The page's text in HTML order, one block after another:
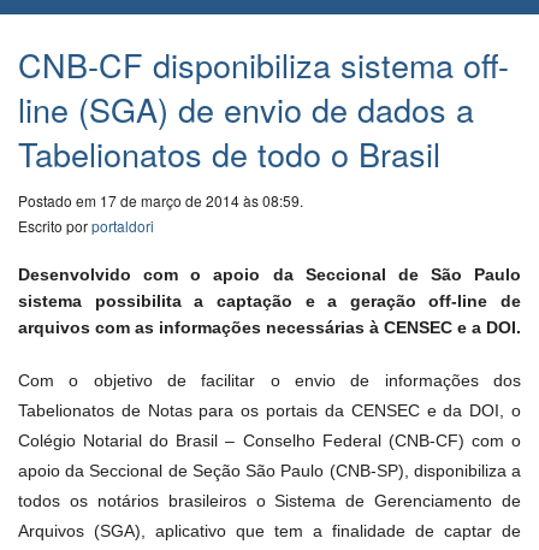
CNB-CF disponibiliza sistema off-
line (SGA) de envio de dados a
Tabelionatos de todo o Brasil
Postado em 17 de março de 2014 às 08:59.
Escrito porportaldori
Desenvolvido com o apoio da Seccional de São Paulo
sistema possibilita a captação e a geração off-line de
arquivos com as informações necessárias à CENSEC e a DOI.
Com o objetivo de facilitar o envio de informações dos
Tabelionatos de Notas para os portais da CENSEC e da DOI, o
Colégio Notarial do Brasil – Conselho Federal (CNB-CF) com o
apoio da Seccional de Seção São Paulo (CNB-SP), disponibiliza a
todos os notários brasileiros o Sistema de Gerenciamento de
Arquivos (SGA), aplicativo que tem a finalidade de captar de